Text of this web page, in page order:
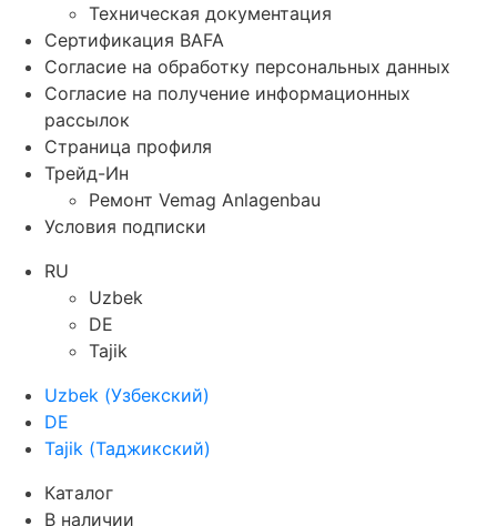
Техническая документация
Сертификация BAFA
Согласие на обработку персональных данных
Согласие на получение информационных
рассылок
Страница профиля
Трейд-Ин
Ремонт Vemag Anlagenbau
Условия подписки
RU
Uzbek
DE
Tajik
Uzbek (Узбекский)
DE
Tajik (Таджикский)
Каталог
В наличии